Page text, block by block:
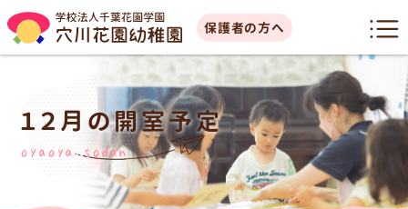
保護者の方へ
１２月の開室予定
oyaoya sodan